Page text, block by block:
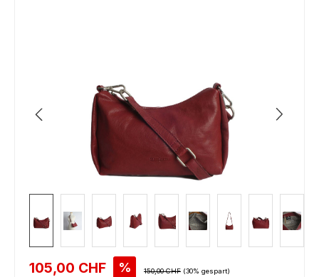
Verkaufspreis:
105,00 CHF % Regulärer Preis:
150,00 CHF (30% gespart)